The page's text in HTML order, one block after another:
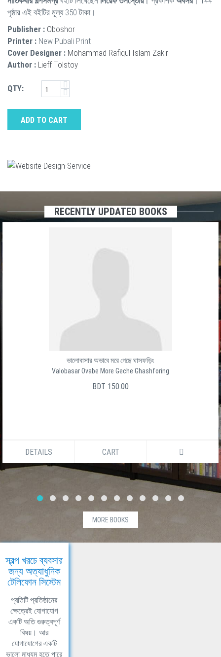
পৃষ্ঠার এই বইটির মূল্য 350 টাকা।
Publisher : Oboshor
Printer : New Pubali Print
Cover Designer : Mohammad Rafiqul Islam Zakir
Author : Lieff Tolstoy
QTY:
ADD TO CART
RECENTLY UPDATED BOOKS
ভালোবাসার অভাবে মরে গেছে ঘাসফড়িং
Valobasar Ovabe More Geche Ghashforing
BDT 150.00
DETAILS CART
MORE BOOKS
স্বল্প খরচে ব্যবসার
জন্য অত্যাধুনিক
টেলিফোন সিস্টেম
প্রতিটি প্রতিষ্ঠানের
ক্ষেত্রেই যোগাযোগ
একটি অতি গুরুত্বপূর্ণ
বিষয়। আর
যোগাযোগের একটি
ভালো মাধ্যম হতে পারে